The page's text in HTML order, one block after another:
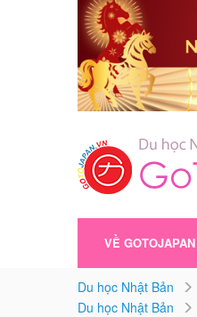
VỀ GOTOJAPAN
Du học Nhật Bản
Du học Nhật Bản